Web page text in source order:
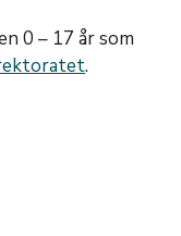
0 – 17 år som
.